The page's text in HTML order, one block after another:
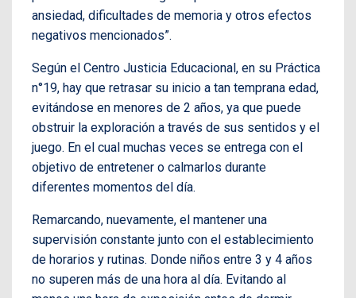
ansiedad, dificultades de memoria y otros efectos
negativos mencionados”.
Según el Centro Justicia Educacional, en su Práctica
n°19, hay que retrasar su inicio a tan temprana edad,
evitándose en menores de 2 años, ya que puede
obstruir la exploración a través de sus sentidos y el
juego. En el cual muchas veces se entrega con el
objetivo de entretener o calmarlos durante
diferentes momentos del día.
Remarcando, nuevamente, el mantener una
supervisión constante junto con el establecimiento
de horarios y rutinas. Donde niños entre 3 y 4 años
no superen más de una hora al día. Evitando al